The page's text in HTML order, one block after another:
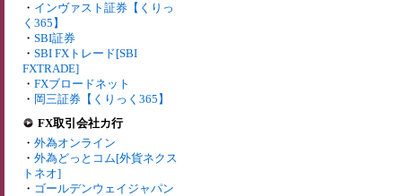
・ インヴァスト証券【くりっ
く365】
・ SBI証券
・ SBI FXトレード[SBI
FXTRADE]
・ FXブロードネット
・ 岡三証券【くりっく365】
FX取引会社カ行
・ 外為オンライン
・ 外為どっとコム[外貨ネクス
トネオ]
・ ゴールデンウェイジャパン